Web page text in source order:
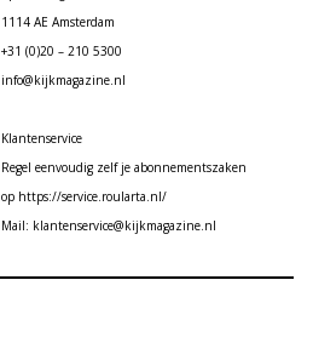
1114 AE Amsterdam
+31 (0)20 – 210 5300
info@kijkmagazine.nl
Klantenservice
Regel eenvoudig zelf je abonnementszaken
op https://service.roularta.nl/
Mail: klantenservice@kijkmagazine.nl